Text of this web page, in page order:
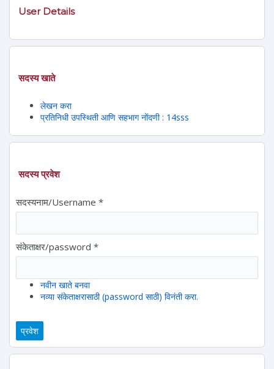
User Details
सदस्य खाते
लेखन करा
प्रतिनिधी उपस्थिती आणि सहभाग नोंदणी : 14sss
सदस्य प्रवेश
सदस्यनाम/Username *
संकेताक्षर/password *
नवीन खाते बनवा
नव्या संकेताक्षरासाठी (password साठी) विनंती करा.